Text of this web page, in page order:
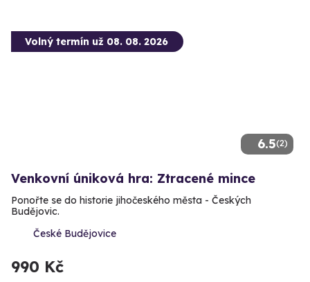
6.5(2)
Volný termín už 08. 08. 2026
Venkovní úniková hra: Ztracené mince
Ponořte se do historie jihočeského města - Českých
Budějovic.
České Budějovice
990 Kč